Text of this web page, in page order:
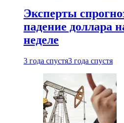
Эксперты
падение доллара
неделе
3 года спустя3 года спустя